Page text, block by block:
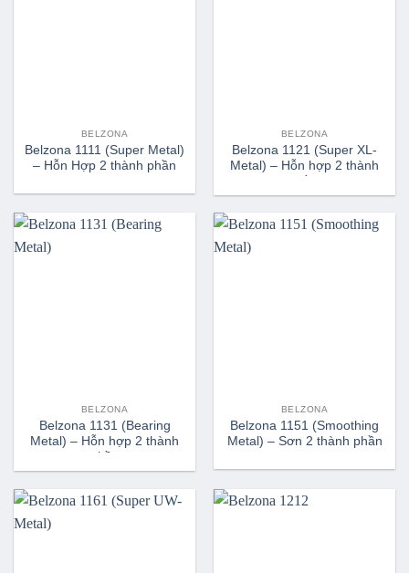
BELZONA
Belzona 1111 (Super Metal)
– Hỗn Hợp 2 thành phần
BELZONA
Belzona 1121 (Super XL-
Metal) – Hỗn hợp 2 thành
BELZONA
Belzona 1131 (Bearing
Metal) – Hỗn hợp 2 thành
phần
BELZONA
Belzona 1151 (Smoothing
Metal) – Sơn 2 thành phần